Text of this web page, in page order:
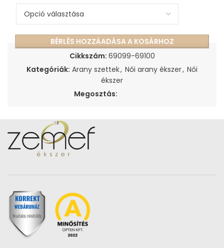
BÉRLÉS HOZZÁADÁSA A KOSÁRHOZ
Cikkszám: 69099-69100
Kategóriák: Arany szettek, Női arany ékszer, Női
ékszer
Megosztás: